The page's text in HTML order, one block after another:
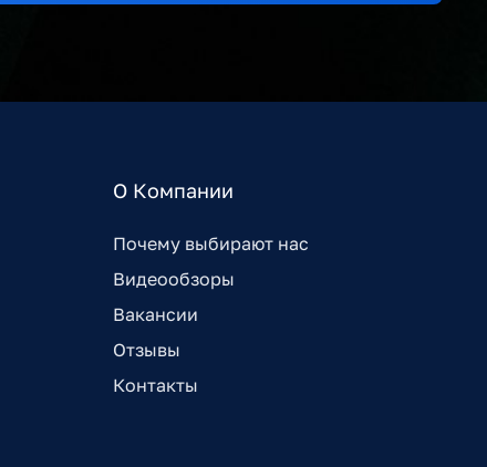
О Компании
Почему выбирают нас
Видеообзоры
Вакансии
Отзывы
Контакты